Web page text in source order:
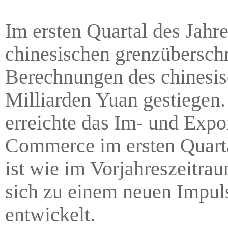
Im ersten Quartal des
chinesischen
Berechnungen des
Milliarden Yuan
erreichte das Im- und
Commerce im ersten
ist wie im
sich zu einem neuen
entwickelt.